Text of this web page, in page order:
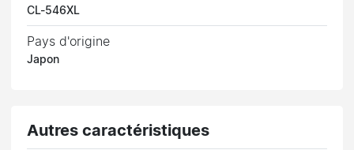
CL-546XL
Pays d'origine
Japon
Autres caractéristiques